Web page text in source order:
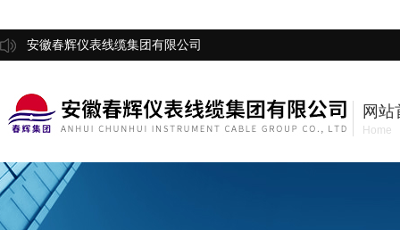
安徽春辉仪表线缆集团有限公司
网站
Home